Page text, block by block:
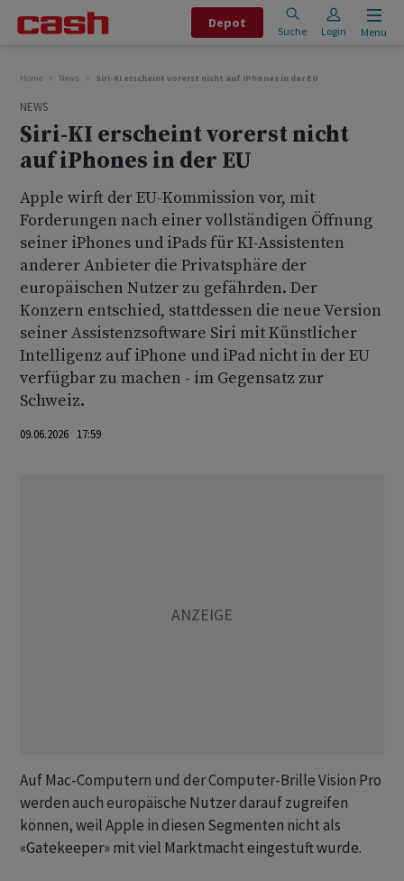
Depot
Suche Login Menu
Home News Siri-KI erscheint vorerst nicht auf iPhones in der EU
NEWS
Siri-KI erscheint vorerst nicht
auf iPhones in der EU
Apple wirft der EU-Kommission vor, mit
Forderungen nach einer vollständigen Öffnung
seiner iPhones und iPads für KI-Assistenten
anderer Anbieter die Privatsphäre der
europäischen Nutzer zu gefährden. Der
Konzern entschied, stattdessen die neue Version
seiner Assistenzsoftware Siri mit Künstlicher
Intelligenz auf iPhone und iPad nicht in der EU
verfügbar zu machen - im Gegensatz zur
Schweiz.
09.06.2026 17:59
Auf Mac-Computern und der Computer-Brille Vision Pro
werden auch europäische Nutzer darauf zugreifen
können, weil Apple in diesen Segmenten nicht als
«Gatekeeper» mit viel Marktmacht eingestuft wurde.